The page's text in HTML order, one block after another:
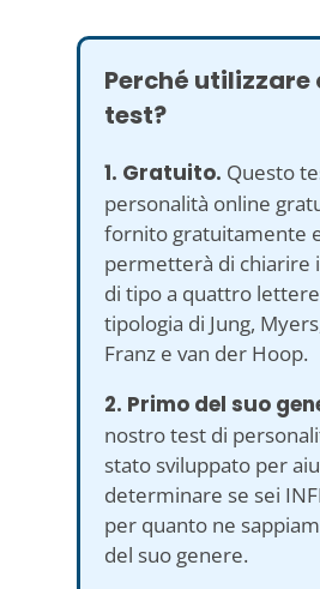
Perché utilizzare
test?
1. Gratuito. Questo
personalità online
fornito gratuitamente
permetterà di chiarire
di tipo a quattro
tipologia di Jung,
Franz e van der Hoop.
2. Primo del suo
nostro test di
stato sviluppato per
determinare se sei
per quanto ne
del suo genere.